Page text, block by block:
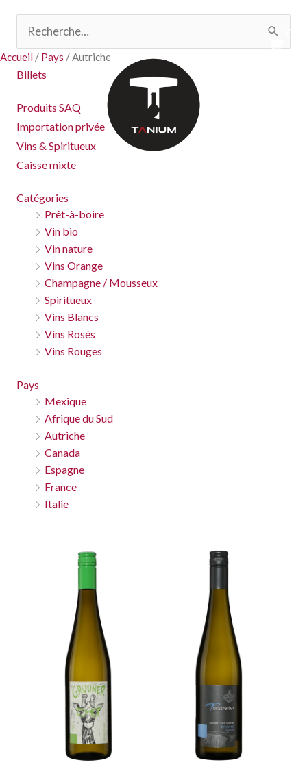
contenu
0
Accueil / Pays / Autriche
Billets
Produits SAQ
Importation privée
Vins & Spiritueux
Caisse mixte
Catégories
Prêt-à-boire
Vin bio
Vin nature
Vins Orange
Champagne / Mousseux
Spiritueux
Vins Blancs
Vins Rosés
Vins Rouges
Pays
Mexique
Afrique du Sud
Autriche
Canada
Espagne
France
Italie